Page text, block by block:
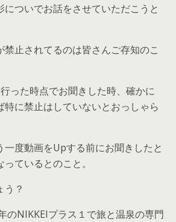
ついでお話をさせていただこうと
止されてるのは皆さんご存知のこ
った時点でお聞きした時、確かに
特に禁止はしていないとおっしゃら
一度動画をUpする前にお聞きしたと
ているとのこと。
う？
のNIKKEIプラス１で旅と温泉の専門